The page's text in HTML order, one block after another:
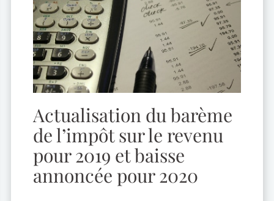
Actualisation du barème
de l’impôt sur le revenu
pour 2019 et baisse
annoncée pour 2020